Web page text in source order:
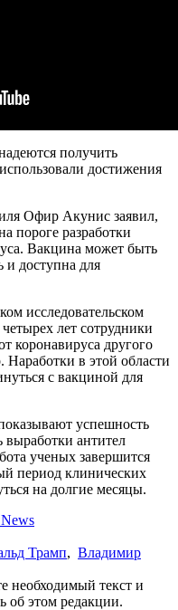
получить
достижения
Офир Акунис заявил,
пороге разработки
Вакцина может быть
и доступна для
исследовательском
лет сотрудники
коронавируса другого
Наработки в этой области
с вакциной для
успешность
антител
ученых завершится
период клинических
на долгие месяцы.
Трамп, Владимир
необходимый текст и
об этом редакции.